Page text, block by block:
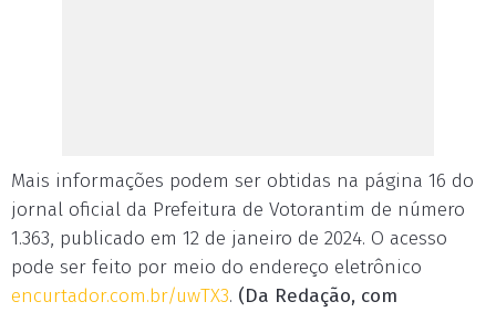
Mais informações podem ser obtidas na página 16 do
jornal oficial da Prefeitura de Votorantim de número
1.363, publicado em 12 de janeiro de 2024. O acesso
pode ser feito por meio do endereço eletrônico
encurtador.com.br/uwTX3. (Da Redação, com